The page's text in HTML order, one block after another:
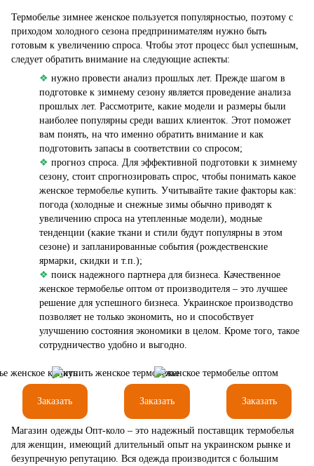
Термобелье зимнее женское пользуется популярностью, поэтому с
приходом холодного сезона предпринимателям нужно быть
готовым к увеличению спроса. Чтобы этот процесс был успешным,
следует обратить внимание на следующие аспекты:
❖ нужно провести анализ прошлых лет. Прежде шагом в
подготовке к зимнему сезону является проведение анализа
прошлых лет. Рассмотрите, какие модели и размеры были
наиболее популярны среди ваших клиенток. Этот поможет
вам понять, на что именно обратить внимание и как
подготовить запасы в соответствии со спросом;
❖ прогноз спроса. Для эффективной подготовки к зимнему
сезону, стоит спрогнозировать спрос, чтобы понимать какое
женское термобелье купить. Учитывайте такие факторы как:
погода (холодные и снежные зимы обычно приводят к
увеличению спроса на утепленные модели), модные
тенденции (какие ткани и стили будут популярны в этом
сезоне) и запланированные события (рождественские
ярмарки, скидки и т.п.);
❖ поиск надежного партнера для бизнеса. Качественное
женское термобелье оптом от производителя – это лучшее
решение для успешного бизнеса. Украинское производство
позволяет не только экономить, но и способствует
улучшению состояния экономики в целом. Кроме того, такое
сотрудничество удобно и выгодно.
Заказать Заказать Заказать
Магазин одежды Опт-коло – это надежный поставщик термобелья
для женщин, имеющий длительный опыт на украинском рынке и
безупречную репутацию. Вся одежда производится с большим